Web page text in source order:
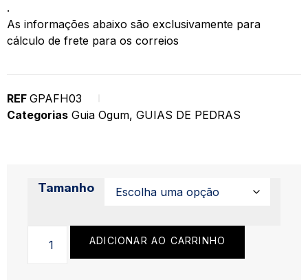
.
As informações abaixo são exclusivamente para
cálculo de frete para os correios
REF GPAFH03
Categorias Guia Ogum, GUIAS DE PEDRAS
Tamanho
ADICIONAR AO CARRINHO